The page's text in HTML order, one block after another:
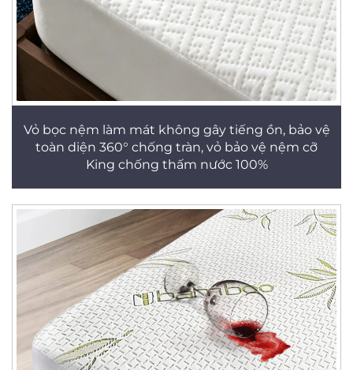
Vỏ bọc nệm làm mát không gây tiếng ồn, bảo vệ
toàn diện 360° chống tràn, vỏ bảo vệ nệm cỡ
King chống thấm nước 100%